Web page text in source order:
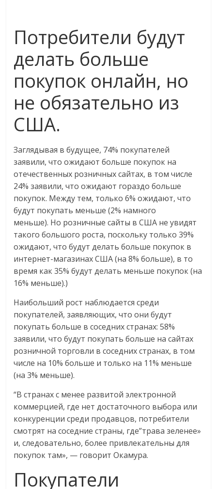
Потребители будут
делать больше
покупок онлайн, но
не обязательно из
США.
Заглядывая в будущее, 74% покупателей
заявили, что ожидают больше покупок на
отечественных розничных сайтах, в том числе
24% заявили, что ожидают гораздо больше
покупок. Между тем, только 6% ожидают, что
будут покупать меньше (2% намного
меньше). Но розничные сайты в США не увидят
такого большого роста, поскольку только 39%
ожидают, что будут делать больше покупок в
интернет-магазинах США (на 8% больше), в то
время как 35% будут делать меньше покупок (на
16% меньше).)
Наибольший рост наблюдается среди
покупателей, заявляющих, что они будут
покупать больше в соседних странах: 58%
заявили, что будут покупать больше на сайтах
розничной торговли в соседних странах, в том
числе на 10% больше и только на 11% меньше
(на 3% меньше).
“В странах с менее развитой электронной
коммерцией, где нет достаточного выбора или
конкуренции среди продавцов, потребители
смотрят на соседние страны, где”трава зеленее»
и, следовательно, более привлекательны для
покупок там», — говорит Окамура.
Покупатели